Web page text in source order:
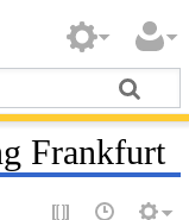
Frankfurt